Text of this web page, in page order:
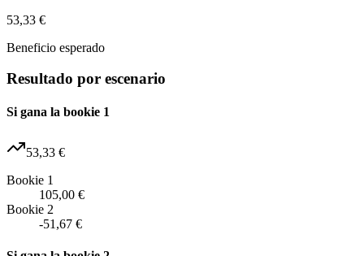
53,33 €
Beneficio esperado
Resultado por escenario
Si gana la bookie 1
53,33 €
Bookie 1
105,00 €
Bookie 2
-51,67 €